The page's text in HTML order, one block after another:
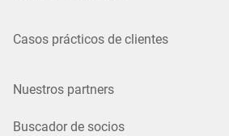
Casos prácticos de clientes
Nuestros partners
Buscador de socios